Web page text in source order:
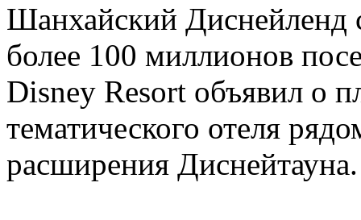
Шанхайский Диснейленд
более 100 миллионов
Disney Resort объявил о
тематического отеля
расширения Диснейтауна.